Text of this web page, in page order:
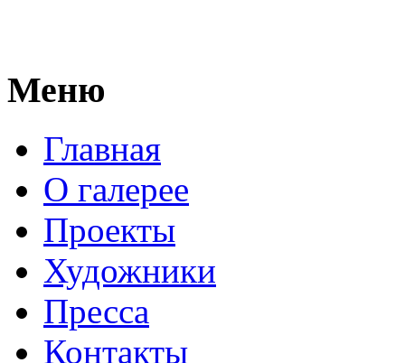
Меню
Главная
О галерее
Проекты
Художники
Пресса
Контакты